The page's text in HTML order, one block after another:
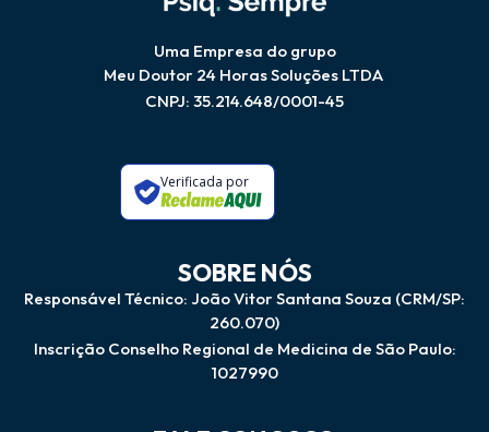
Uma Empresa do grupo
Meu Doutor 24 Horas Soluções LTDA
CNPJ: 35.214.648/0001-45
Verificada por
SOBRE NÓS
Responsável Técnico: João Vitor Santana Souza (CRM/SP:
260.070)
Inscrição Conselho Regional de Medicina de São Paulo:
1027990